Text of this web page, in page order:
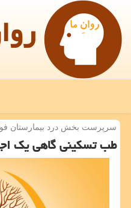
سرپرست بخش درد بیمارستان
طب تسكینی گاهی یك